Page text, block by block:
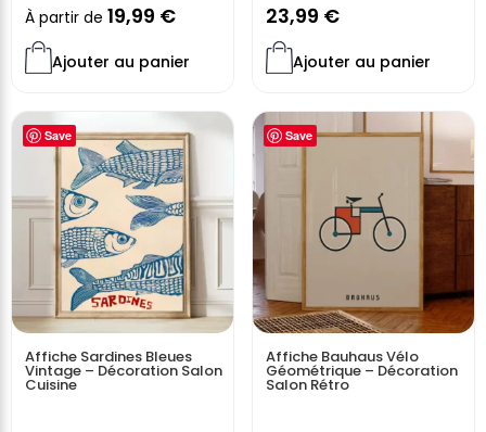
À partir de 19,99 €
Ajouter au panier
23,99 €
Ajouter au panier
Save
Affiche Sardines Bleues
Vintage – Décoration Salon
Cuisine
Save
Affiche Bauhaus Vélo
Géométrique – Décoration
Salon Rétro